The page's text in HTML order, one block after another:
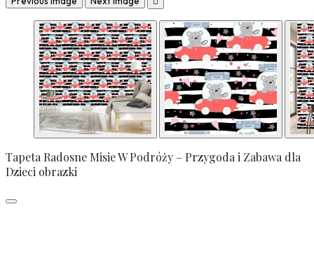
Tapeta Radosne Misie W Podróży – Przygoda i Zabawa dla
Dzieci obrazki